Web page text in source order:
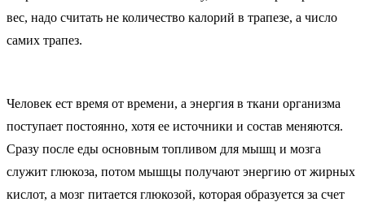
вес, надо считать не количество калорий в трапезе, а число
самих трапез.
Человек ест время от времени, а энергия в ткани организма
поступает постоянно, хотя ее источники и состав меняются.
Сразу после еды основным топливом для мышц и мозга
служит глюкоза, потом мышцы получают энергию от жирных
кислот, а мозг питается глюкозой, которая образуется за счет